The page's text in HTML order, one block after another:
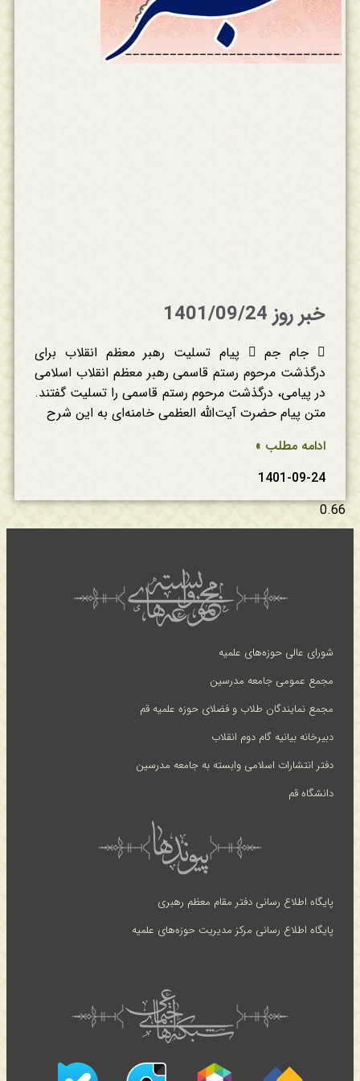
خبر روز 1401/09/24
 جام جم  پیام تسلیت رهبر معظم انقلاب برای
درگذشت مرحوم رستم قاسمی رهبر معظم انقلاب اسلامی
در پیامی، درگذشت مرحوم رستم قاسمی را تسلیت گفتند.
متن پیام حضرت آیت‌الله العظمی خامنه‌ای به این شرح
ادامه مطلب »
1401-09-24
شورای عالی حوزه‌های علمیه
مجمع عمومی جامعه مدرسین
مجمع نمایندگان طلاب و فضلای حوزه علمیه قم
دبیرخانه بیانیه گام دوم انقلاب
دفتر انتشارات اسلامی وابسته به جامعه مدرسین
دانشگاه قم
پایگاه اطلاع رسانی دفتر مقام معظم رهبری
پایگاه اطلاع رسانی مرکز مدیریت حوزه‌های علمیه